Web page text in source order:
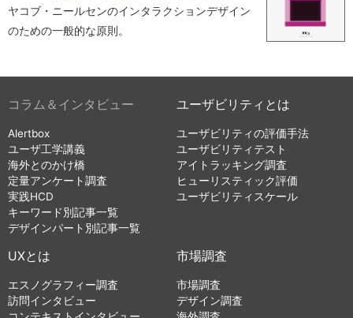
ヤコブ・ニールセンのインタラクションデザイン
のための一般的な原則。
コラム＆インタビュー
Alertbox
ユーザ工学講義
海外とのかけ橋
定量アンケート調査
実践HCD
キーワード別記事一覧
デザインパート別記事一覧
ユーザビリティとは
ユーザビリティの評価手法
ユーザビリティテスト
アイトラッキング調査
ヒューリスティック評価
ユーザビリティスケール
UXとは
エスノグラフィー調査
訪問インタビュー
市場調査
市場調査
デザイン調査